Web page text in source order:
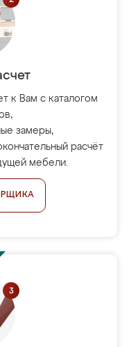
к Вам с каталогом
замеры,
расчёт
мебели.